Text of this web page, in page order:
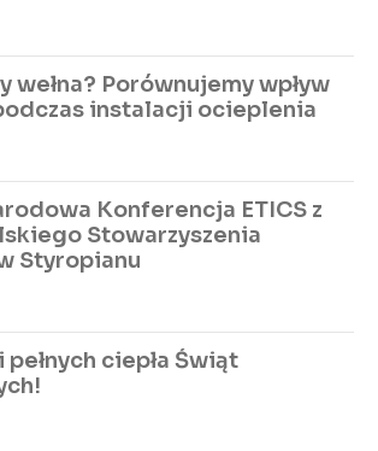
wełna? Porównujemy wpływ
instalacji ocieplenia
Konferencja ETICS z
Stowarzyszenia
Styropianu
ciepła Świąt